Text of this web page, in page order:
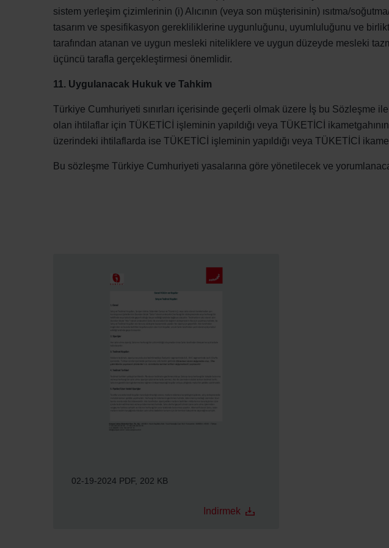
Zehnder Group Schweiz AG: Datenschutz
Zehnder Polska Sp. z o.o.: Oświadczenie o ochronie
Zehnder Group UK Limited: Privacy Policy
sistem yerleşim çizimlerinin (i) Alıcının (veya son müşterisinin) ısıtma/
tasarım ve spesifikasyon gerekliliklerine uygunluğunu, uyumluluğunu ve
tarafından atanan ve uygun mesleki niteliklere ve uygun düzeyde mesleki
üçüncü tarafla gerçekleştirmesi önemlidir.
11. Uygulanacak Hukuk ve Tahkim
Türkiye Cumhuriyeti sınırları içerisinde geçerli olmak üzere İş bu Sözleşme
olan ihtilaflar için TÜKETİCİ işleminin yapıldığı veya TÜKETİCİ
üzerindeki ihtilaflarda ise TÜKETİCİ işleminin yapıldığı veya TÜKETİCİ
Bu sözleşme Türkiye Cumhuriyeti yasalarına göre yönetilecek ve
02-19-2024 PDF, 202 KB
Indirmek